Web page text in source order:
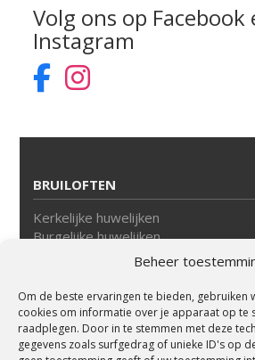
Beheer
Om de beste ervaringen te bieden, gebruiken
cookies om informatie over je apparaat op te
raadplegen. Door in te stemmen met deze
gegevens zoals surfgedrag of unieke ID's op
Volg ons op Facebook
Instagram
BRUILOFTEN
Kerkelijke huwelijken
Burgelijke huwelijken
Lezingen
Workshops
KERKDIENSTEN